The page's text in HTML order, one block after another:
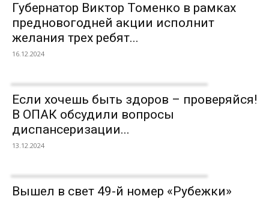
Губернатор Виктор Томенко в рамках
предновогодней акции исполнит
желания трех ребят...
16.12.2024
Если хочешь быть здоров – проверяйся!
В ОПАК обсудили вопросы
диспансеризации...
13.12.2024
Вышел в свет 49-й номер «Рубежки»